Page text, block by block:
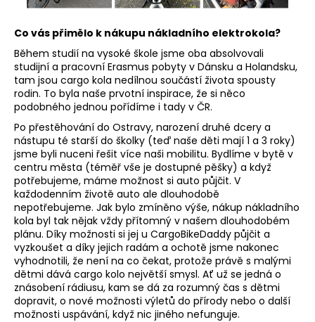
Co vás přimělo k nákupu nákladního elektrokola?
Během studií na vysoké škole jsme oba absolvovali
studijní a pracovní Erasmus pobyty v Dánsku a Holandsku,
tam jsou cargo kola nedílnou součástí života spousty
rodin. To byla naše prvotní inspirace, že si něco
podobného jednou pořídíme i tady v ČR.
Po přestěhování do Ostravy, narození druhé dcery a
nástupu té starší do školky (teď naše děti mají 1 a 3 roky)
jsme byli nuceni řešit více naši mobilitu. Bydlíme v bytě v
centru města (téměř vše je dostupné pěšky) a když
potřebujeme, máme možnost si auto půjčit. V
každodenním životě auto ale dlouhodobě
nepotřebujeme. Jak bylo zmíněno výše, nákup nákladního
kola byl tak nějak vždy přítomný v našem dlouhodobém
plánu. Díky možnosti si jej u CargoBikeDaddy půjčit a
vyzkoušet a díky jejich radám a ochotě jsme nakonec
vyhodnotili, že není na co čekat, protože právě s malými
dětmi dává cargo kolo největší smysl. Ať už se jedná o
znásobení rádiusu, kam se dá za rozumný čas s dětmi
dopravit, o nové možnosti výletů do přírody nebo o další
možnosti uspávání, když nic jiného nefunguje.
HLEDAT
D
o
p
o
r
u
č
u
j
e
m
e